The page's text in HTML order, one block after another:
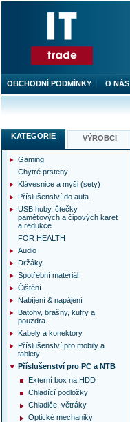
KATEGORIE VÝROBCI
Gaming
Chytré prsteny
Klávesnice a myši (sety)
Příslušenství do auta
USB huby, čtečky
paměťových a čipových karet
a redukce
FOR HEALTH
Audio
Držáky
Spotřební materiál
Čištění
Nabíjení & napájení
Batohy, brašny, kufry a
pouzdra
Kabely a konektory
Příslušenství pro mobily a
tablety
Příslušenství pro PC a NTB
Externí box na HDD
Chladící podložky
Chladiče, větráky
Optické mechaniky
OBCHODNÍ PODMÍNKY O NÁS